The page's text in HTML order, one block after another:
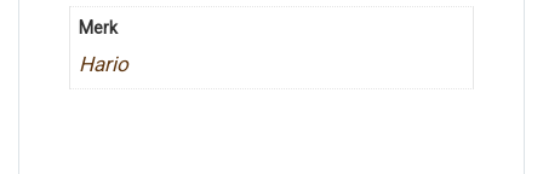
Merk
Hario